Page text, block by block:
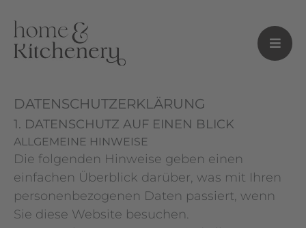
DATENSCHUTZ­ERKLÄRUNG
1. DATENSCHUTZ AUF EINEN BLICK
ALLGEMEINE HINWEISE
Die folgenden Hinweise geben einen
einfachen Überblick darüber, was mit Ihren
personenbezogenen Daten passiert, wenn
Sie diese Website besuchen.